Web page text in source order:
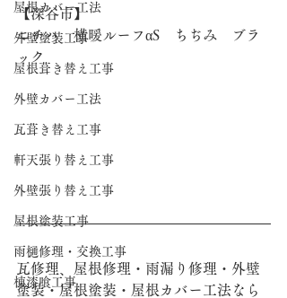
屋根カバー工法
外壁塗装工事
屋根葺き替え工事
外壁カバー工法
瓦葺き替え工事
軒天張り替え工事
外壁張り替え工事
屋根塗装工事
雨樋修理・交換工事
棟漆喰工事
【深谷市】
ニチハ　横暖ルーフαS　ちぢみ　ブラ
ック
瓦修理、屋根修理・雨漏り修理・外壁
塗装・屋根塗装・屋根カバー工法なら